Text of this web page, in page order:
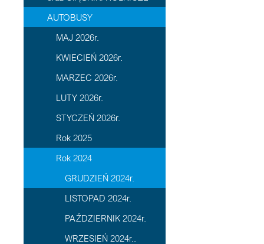
AUTOBUSY
MAJ 2026r.
KWIECIEŃ 2026r.
MARZEC 2026r.
LUTY 2026r.
STYCZEŃ 2026r.
Rok 2025
Rok 2024
GRUDZIEŃ 2024r.
LISTOPAD 2024r.
PAŹDZIERNIK 2024r.
WRZESIEŃ 2024r..